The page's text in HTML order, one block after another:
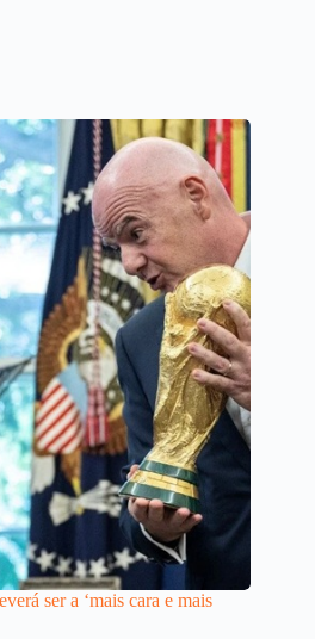
ser a ‘mais cara e mais